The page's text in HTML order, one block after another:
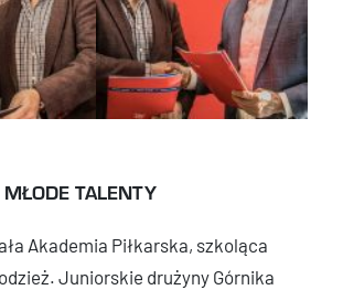
TALENTY
Akademia Piłkarska, szkoląca
Juniorskie drużyny Górnika